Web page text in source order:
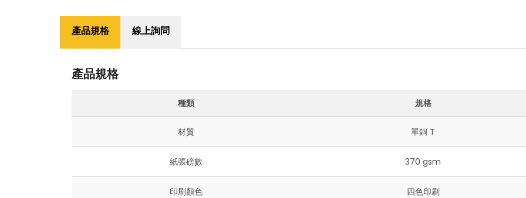
產品規格 線上詢問
產品規格
種類 規格
材質 單銅 T
紙張磅數 370 gsm
印刷顏色 四色印刷